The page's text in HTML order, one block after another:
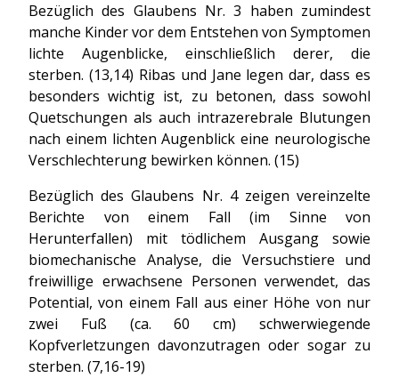
Bezüglich des Glaubens Nr. 3 haben zumindest
manche Kinder vor dem Entstehen von Symptomen
lichte Augenblicke, einschließlich derer, die
sterben. (13,14) Ribas und Jane legen dar, dass es
besonders wichtig ist, zu betonen, dass sowohl
Quetschungen als auch intrazerebrale Blutungen
nach einem lichten Augenblick eine neurologische
Verschlechterung bewirken können. (15)
Bezüglich des Glaubens Nr. 4 zeigen vereinzelte
Berichte von einem Fall (im Sinne von
Herunterfallen) mit tödlichem Ausgang sowie
biomechanische Analyse, die Versuchstiere und
freiwillige erwachsene Personen verwendet, das
Potential, von einem Fall aus einer Höhe von nur
zwei Fuß (ca. 60 cm) schwerwiegende
Kopfverletzungen davonzutragen oder sogar zu
sterben. (7,16-19)